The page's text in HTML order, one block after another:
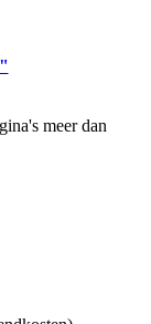
meer dan